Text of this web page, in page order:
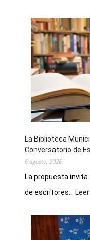
La Biblioteca
Conversatorio de
6 agosto, 2026
La propuesta
de escritores...